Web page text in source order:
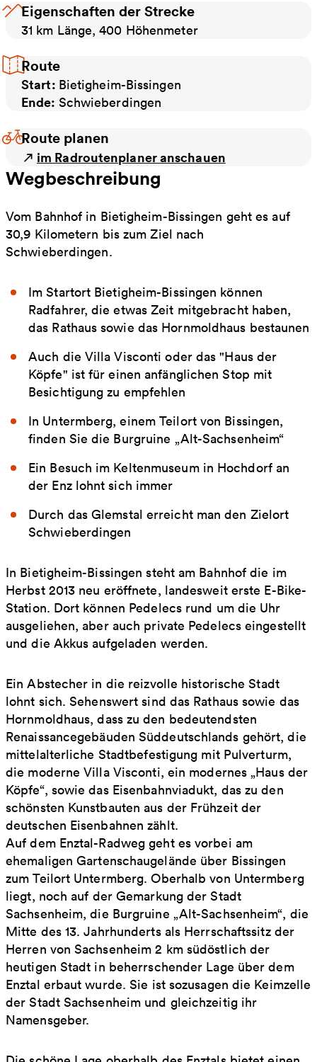
Eigenschaften der Strecke
31 km Länge, 400 Höhenmeter
Route
Start: Bietigheim-Bissingen
Ende: Schwieberdingen
Route planen
im Radroutenplaner anschauen
Wegbeschreibung
Vom Bahnhof in Bietigheim-Bissingen geht es auf
30,9 Kilometern bis zum Ziel nach
Schwieberdingen.
Im Startort Bietigheim-Bissingen können
Radfahrer, die etwas Zeit mitgebracht haben,
das Rathaus sowie das Hornmoldhaus bestaunen
Auch die Villa Visconti oder das "Haus der
Köpfe" ist für einen anfänglichen Stop mit
Besichtigung zu empfehlen
In Untermberg, einem Teilort von Bissingen,
finden Sie die Burgruine „Alt-Sachsenheim“
Ein Besuch im Keltenmuseum in Hochdorf an
der Enz lohnt sich immer
Durch das Glemstal erreicht man den Zielort
Schwieberdingen
In Bietigheim-Bissingen steht am Bahnhof die im
Herbst 2013 neu eröffnete, landesweit erste E-Bike-
Station. Dort können Pedelecs rund um die Uhr
ausgeliehen, aber auch private Pedelecs eingestellt
und die Akkus aufgeladen werden.
Ein Abstecher in die reizvolle historische Stadt
lohnt sich. Sehenswert sind das Rathaus sowie das
Hornmoldhaus, dass zu den bedeutendsten
Renaissancegebäuden Süddeutschlands gehört, die
mittelalterliche Stadtbefestigung mit Pulverturm,
die moderne Villa Visconti, ein modernes „Haus der
Köpfe“, sowie das Eisenbahnviadukt, das zu den
schönsten Kunstbauten aus der Frühzeit der
deutschen Eisenbahnen zählt.
Auf dem Enztal-Radweg geht es vorbei am
ehemaligen Gartenschaugelände über Bissingen
zum Teilort Untermberg. Oberhalb von Untermberg
liegt, noch auf der Gemarkung der Stadt
Sachsenheim, die Burgruine „Alt-Sachsenheim“, die
Mitte des 13. Jahrhunderts als Herrschaftssitz der
Herren von Sachsenheim 2 km südöstlich der
heutigen Stadt in beherrschender Lage über dem
Enztal erbaut wurde. Sie ist sozusagen die Keimzelle
der Stadt Sachsenheim und gleichzeitig ihr
Namensgeber.